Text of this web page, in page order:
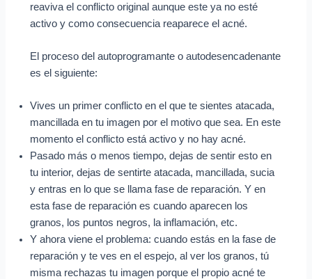
reaviva el conflicto original aunque este ya no esté
activo y como consecuencia reaparece el acné.
El proceso del autoprogramante o autodesencadenante
es el siguiente:
Vives un primer conflicto en el que te sientes atacada,
mancillada en tu imagen por el motivo que sea. En este
momento el conflicto está activo y no hay acné.
Pasado más o menos tiempo, dejas de sentir esto en
tu interior, dejas de sentirte atacada, mancillada, sucia
y entras en lo que se llama fase de reparación. Y en
esta fase de reparación es cuando aparecen los
granos, los puntos negros, la inflamación, etc.
Y ahora viene el problema: cuando estás en la fase de
reparación y te ves en el espejo, al ver los granos, tú
misma rechazas tu imagen porque el propio acné te